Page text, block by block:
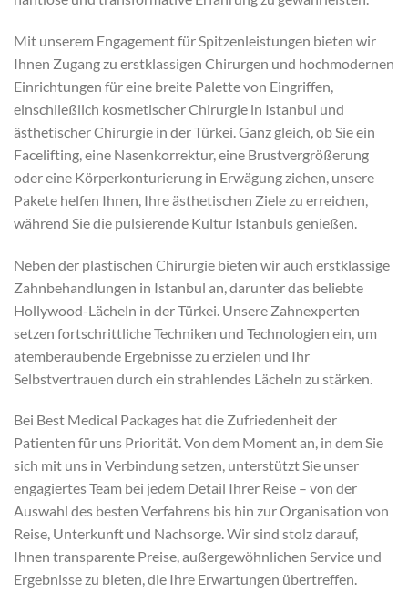
Mit unserem Engagement für Spitzenleistungen bieten wir
Ihnen Zugang zu erstklassigen Chirurgen und hochmodernen
Einrichtungen für eine breite Palette von Eingriffen,
einschließlich kosmetischer Chirurgie in Istanbul und
ästhetischer Chirurgie in der Türkei. Ganz gleich, ob Sie ein
Facelifting, eine Nasenkorrektur, eine Brustvergrößerung
oder eine Körperkonturierung in Erwägung ziehen, unsere
Pakete helfen Ihnen, Ihre ästhetischen Ziele zu erreichen,
während Sie die pulsierende Kultur Istanbuls genießen.
Neben der plastischen Chirurgie bieten wir auch erstklassige
Zahnbehandlungen in Istanbul an, darunter das beliebte
Hollywood-Lächeln in der Türkei. Unsere Zahnexperten
setzen fortschrittliche Techniken und Technologien ein, um
atemberaubende Ergebnisse zu erzielen und Ihr
Selbstvertrauen durch ein strahlendes Lächeln zu stärken.
Bei Best Medical Packages hat die Zufriedenheit der
Patienten für uns Priorität. Von dem Moment an, in dem Sie
sich mit uns in Verbindung setzen, unterstützt Sie unser
engagiertes Team bei jedem Detail Ihrer Reise – von der
Auswahl des besten Verfahrens bis hin zur Organisation von
Reise, Unterkunft und Nachsorge. Wir sind stolz darauf,
Ihnen transparente Preise, außergewöhnlichen Service und
Ergebnisse zu bieten, die Ihre Erwartungen übertreffen.